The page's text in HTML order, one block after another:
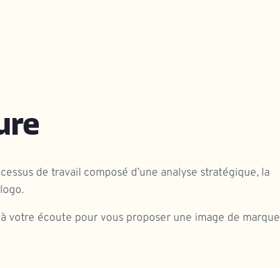
de travail composé d’une analyse stratégique, la
votre écoute pour vous proposer une image de marque